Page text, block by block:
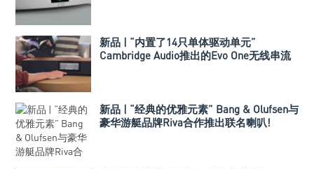
新品 | “内置了14只单体驱动单元”
Cambridge Audio推出的Evo One无线串流
新品 | “经典的优雅元素” Bang & Olufsen与
豪华游艇品牌Riva合作推出联名喇叭!